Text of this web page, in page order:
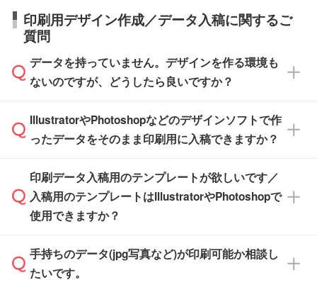
タッフまでお問い合わせください。
ル」に注文予定日をご入力いただくと、おおよ
その締切日や出荷目安をご確認いただけます。
品が決まりましたらお早めのご発注をお願いい
たします。
※土日祝日を除く営業日換算です。
※沖縄・離島は追加日数がかかります。
す。>>対象商品はこちら
※最短出荷日は商品によって異なります。各商
品ページにてご確認ください
す。(白箱、化粧箱、ブリスターパックなど)
【袋入り】 商品がひとつずつ袋に入っていま
す。(透明袋、デザイン袋など)
【個包装なし】 個包装がされていない状態で
※化粧箱から白箱への入れ替えや、オリジナル
箱の作成は原則承っておりません。
日本全国へお届けが可能です。なお、海外への
直接納品は行っておりませんので予めご了承く
ださい。
印刷用デザイン作成／データ入稿に関するご
質問
データを持っていません。デザインを作る環境も
ないのですが、どうしたら良いですか？
無料の「デザインシミュレーター」を使えば、
PCやスマホから簡単にデザインを作成できま
ザインソフトがなくても安心です。
また、「データ作成サービス
せいただければ、弊社にて無料でデザインデー
タを1点作成いたします。
IllustratorやPhotoshopなどのデザインソフトで作
ったデータをそのまま印刷用に入稿できますか？
IllustratorやPhotoshop、CLIP STUDIOなどのデ
ザインソフトでこだわりのデザインを作成した
い方は、完全データ入稿
積・ご注文フォームにアップロードしてご入稿
ください。
印刷データ入稿用のテンプレートが欲しいです／
入稿用のテンプレートはIllustratorやPhotoshopで
使用できますか？
一部商品は入稿用テンプレートのご用意があり
ます。各商品ページの『印刷方法・テンプレー
手持ちのデータ(jpg写真など)が印刷可能か相談し
たいです。